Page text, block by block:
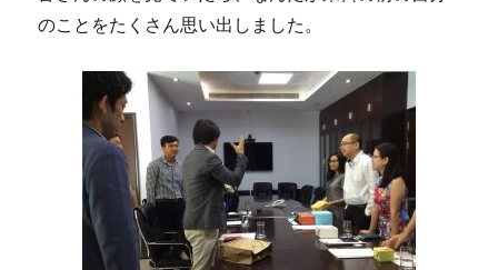
のことをたくさん思い出しました。